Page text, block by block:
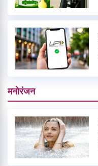
मनोरंजन